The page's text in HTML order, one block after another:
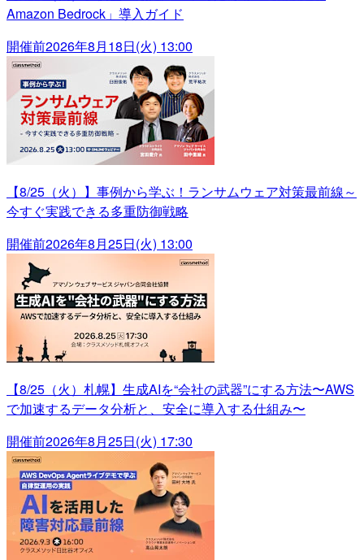
Amazon Bedrock」導入ガイド
開催前2026年8月18日(火) 13:00
【8/25（火）】事例から学ぶ！ランサムウェア対策最前線～
今すぐ実践できる多重防御戦略
開催前2026年8月25日(火) 13:00
【8/25（火）札幌】生成AIを“会社の武器”にする方法〜AWS
で加速するデータ分析と、安全に導入する仕組み〜
開催前2026年8月25日(火) 17:30